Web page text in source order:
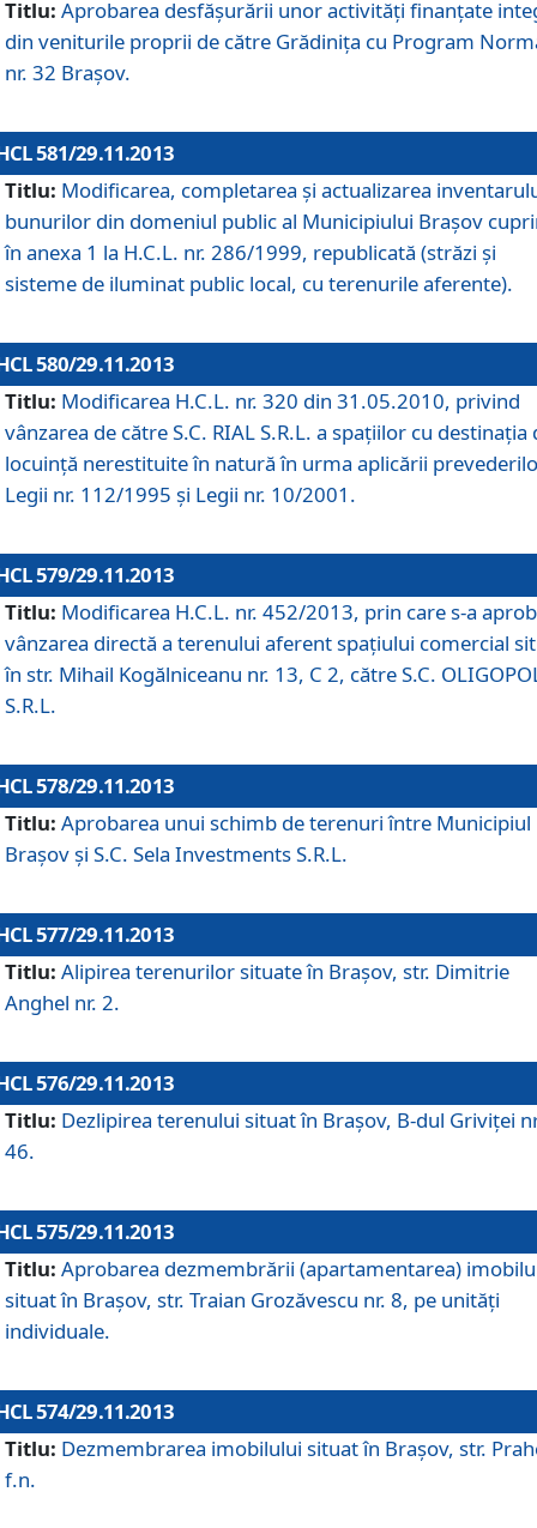
Titlu: Aprobarea desfăşurării unor activităţi finanţate
din veniturile proprii de către Grădiniţa cu Program
nr. 32 Braşov.
581/29.11.2013
Titlu: Modificarea, completarea şi actualizarea
bunurilor din domeniul public al Municipiului Braşov
în anexa 1 la H.C.L. nr. 286/1999, republicată (străzi şi
sisteme de iluminat public local, cu terenurile aferente).
580/29.11.2013
Titlu: Modificarea H.C.L. nr. 320 din 31.05.2010, privind
vânzarea de către S.C. RIAL S.R.L. a spaţiilor cu destinaţia
locuinţă nerestituite în natură în urma aplicării
Legii nr. 112/1995 şi Legii nr. 10/2001.
579/29.11.2013
Titlu: Modificarea H.C.L. nr. 452/2013, prin care s-a
vânzarea directă a terenului aferent spaţiului comercial
în str. Mihail Kogălniceanu nr. 13, C 2, către S.C.
S.R.L.
578/29.11.2013
Titlu: Aprobarea unui schimb de terenuri între Municipiul
Braşov şi S.C. Sela Investments S.R.L.
577/29.11.2013
Titlu: Alipirea terenurilor situate în Braşov, str. Dimitrie
Anghel nr. 2.
576/29.11.2013
Titlu: Dezlipirea terenului situat în Braşov, B-dul Griviţei
46.
575/29.11.2013
Titlu: Aprobarea dezmembrării (apartamentarea)
situat în Braşov, str. Traian Grozăvescu nr. 8, pe unităţi
individuale.
574/29.11.2013
Titlu: Dezmembrarea imobilului situat în Braşov, str.
f.n.